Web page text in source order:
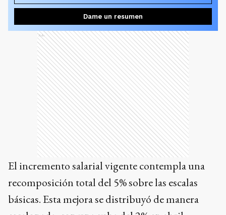
Dame un resumen
Ads
El incremento salarial vigente contempla una
recomposición total del 5% sobre las escalas
básicas. Esta mejora se distribuyó de manera